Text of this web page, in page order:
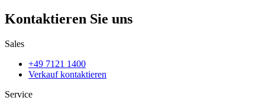
Kontaktieren Sie uns
Sales
+49 7121 1400
Verkauf kontaktieren
Service